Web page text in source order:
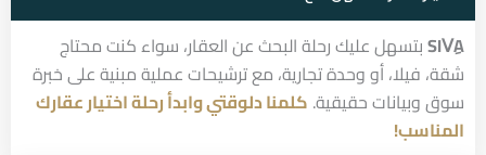
SIVِAبتسهل عليك رحلة البحث عن العقار، سواء كنت محتاج
شقة، فيلا، أو وحدة تجارية، مع ترشيحات عملية مبنية على خبرة
سوق وبيانات حقيقية. كلمنا دلوقتي وابدأ رحلة اختيار عقارك
المناسب!